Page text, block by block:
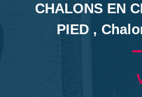
BIENS
CHALONS EN
PIED ,